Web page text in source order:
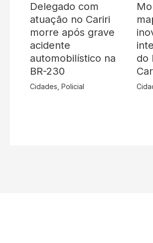
Delegado com
atuação no Cariri
morre após grave
acidente
automobilístico na
BR-230
Cidades Policial
do